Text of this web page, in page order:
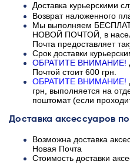
Доставка курьерскими
Возврат наложенного
Мы выполняем
НОВОЙ ПОЧТОЙ, в
Почта предоставляет
Срок доставки
ОБРАТИТЕ ВНИМАНИЕ!
Почтой стоит 600 грн.
ОБРАТИТЕ ВНИМАНИЕ!
грн, выполняется на
поштомат (если
Доставка аксессуаров
Возможна доставка
Новая Почта
Стоимость доставки